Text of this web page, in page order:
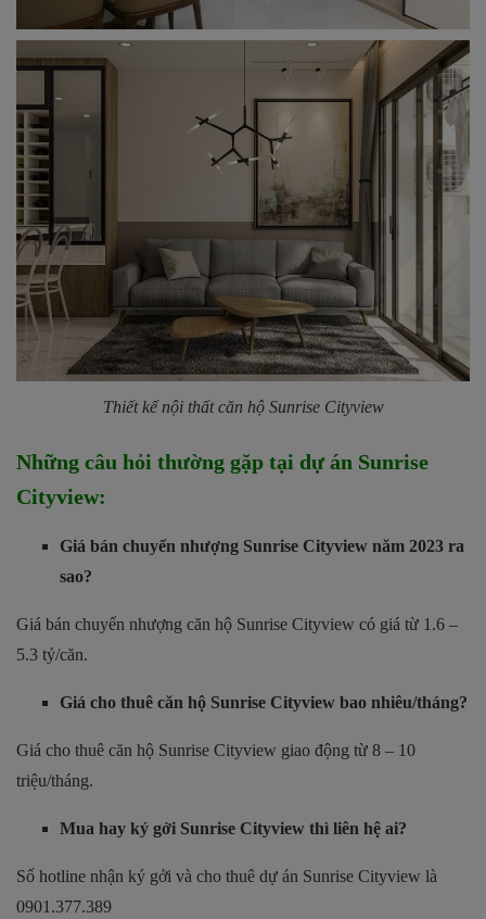
Thiết kế nội thất căn hộ Sunrise Cityview
Những câu hỏi thường gặp tại dự án Sunrise
Cityview:
Giá bán chuyển nhượng Sunrise Cityview năm 2023 ra
sao?
Giá bán chuyển nhượng căn hộ Sunrise Cityview có giá từ 1.6 –
5.3 tỷ/căn.
Giá cho thuê căn hộ Sunrise Cityview bao nhiêu/tháng?
Giá cho thuê căn hộ Sunrise Cityview giao động từ 8 – 10
triệu/tháng.
Mua hay ký gởi Sunrise Cityview thì liên hệ ai?
Số hotline nhận ký gởi và cho thuê dự án Sunrise Cityview là
0901.377.389